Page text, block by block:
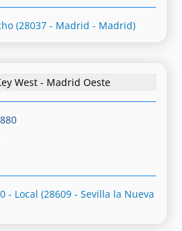
(28037 - Madrid - Madrid)
West - Madrid Oeste
- Local (28609 - Sevilla la Nueva